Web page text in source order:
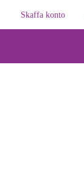
Skaffa konto